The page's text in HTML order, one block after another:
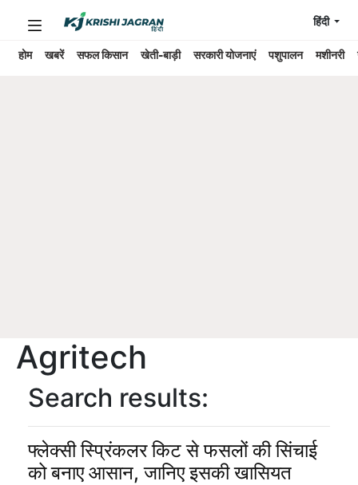
होम खबरें सफल किसान खेती-बाड़ी सरकारी योजनाएं पशुपालन मशीनरी
हिंदी
Agritech
Search results:
फ्लेक्सी स्प्रिंकलर किट से फसलों की सिंचाई
को बनाए आसान, जानिए इसकी खासियत